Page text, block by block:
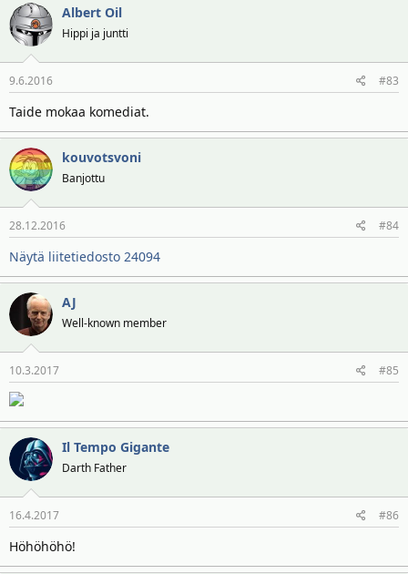
a
Albert Oil
Hippi ja juntti
9.6.2016 #83
Taide mokaa komediat.
kouvotsvoni
Banjottu
28.12.2016 #84
Näytä liitetiedosto 24094
AJ
Well-known member
10.3.2017 #85
Il Tempo Gigante
Darth Father
16.4.2017 #86
Höhöhöhö!